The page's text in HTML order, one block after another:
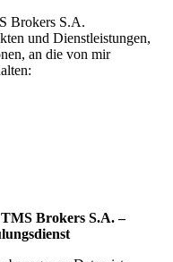
Brokers S.A.
und Dienstleistungen,
an die von mir
Brokers S.A. –